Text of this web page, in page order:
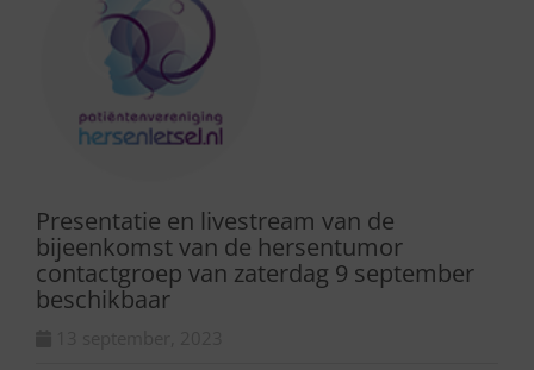
Presentatie en livestream van de
bijeenkomst van de hersentumor
contactgroep van zaterdag 9 september
beschikbaar